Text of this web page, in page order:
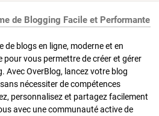
de Blogging Facile et Performante
blogs en ligne, moderne et en
vous permettre de créer et gérer
Avec OverBlog, lancez votre blog
nécessiter de compétences
personnalisez et partagez facilement
avec une communauté active de